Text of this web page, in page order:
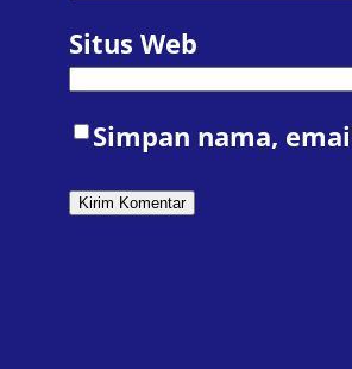
Situs Web
Simpan nama,